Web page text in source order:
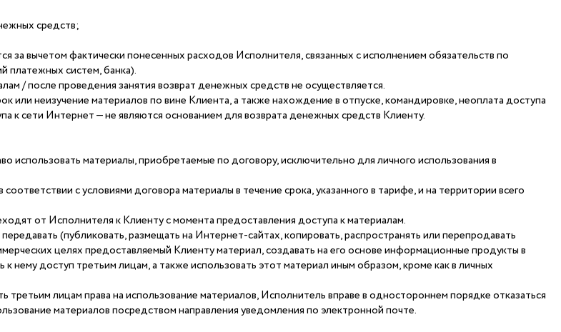
средств;
за вычетом фактически понесенных расходов Исполнителя, связанных с исполнением обязательств по
платежных систем, банка).
/ после проведения занятия возврат денежных средств не осуществляется.
или неизучение материалов по вине Клиента, а также нахождение в отпуске, командировке, неоплата доступа
к сети Интернет — не являются основанием для возврата денежных средств Клиенту.
использовать материалы, приобретаемые по договору, исключительно для личного использования в
с условиями договора материалы в течение срока, указанного в тарифе, и на территории всего
от Исполнителя к Клиенту с момента предоставления доступа к материалам.
(публиковать, размещать на Интернет-сайтах, копировать, распространять или перепродавать
целях предоставляемый Клиенту материал, создавать на его основе информационные продукты в
нему доступ третьим лицам, а также использовать этот материал иным образом, кроме как в личных
третьим лицам права на использование материалов, Исполнитель вправе в одностороннем порядке отказаться
материалов посредством направления уведомления по электронной почте.